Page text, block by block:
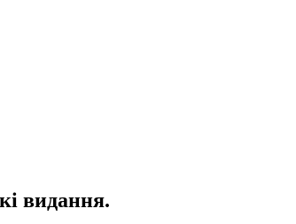
видання.